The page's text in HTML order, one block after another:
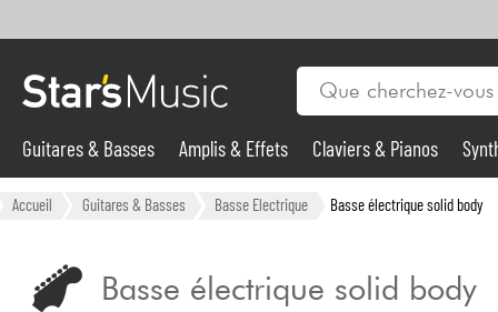
Guitares & Basses
Guitares & Basses Amplis & Effets Claviers & Pianos
Accueil Guitares & Basses Basse Electrique Basse électrique solid body
Basse électrique solid body